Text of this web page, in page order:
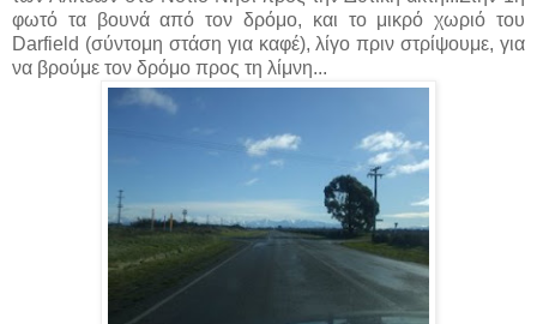
φωτό τα βουνά από τον δρόμο, και το μικρό χωριό του
Darfield (σύντομη στάση για καφέ), λίγο πριν στρίψουμε, για
να βρούμε τον δρόμο προς τη λίμνη...